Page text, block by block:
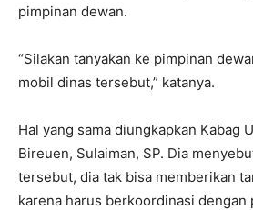
pimpinan dewan.
“Silakan tanyakan ke pimpinan
mobil dinas tersebut,” katanya.
Hal yang sama diungkapkan Kabag
Bireuen, Sulaiman, SP. Dia
tersebut, dia tak bisa memberikan
karena harus berkoordinasi dengan